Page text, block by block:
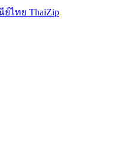
ThaiZip